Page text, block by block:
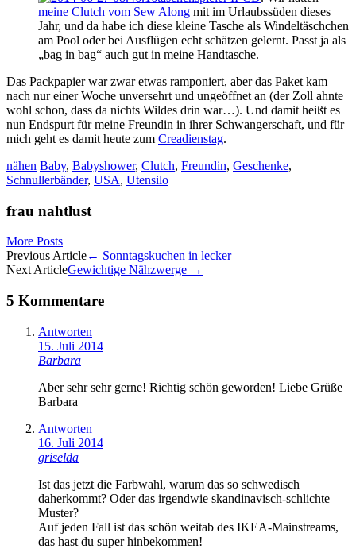
meine Clutch vom Sew Along mit im Urlaubssüden dieses
Jahr, und da habe ich diese kleine Tasche als Windeltäschchen
am Pool oder bei Ausflügen echt schätzen gelernt. Passt ja als
„bag in bag“ auch gut in meine Handtasche.
Das Packpapier war zwar etwas ramponiert, aber das Paket kam
nach nur einer Woche unversehrt und ungeöffnet an (der Zoll ahnte
wohl schon, dass da nichts Wildes drin war…). Und damit heißt es
nun Endspurt für meine Freundin in ihrer Schwangerschaft, und für
mich geht es damit heute zum Creadienstag.
nähen Baby, Babyshower, Clutch, Freundin, Geschenke,
Schnullerbänder, USA, Utensilo
frau nahtlust
More Posts
Artikel-
Navigation
Previous Article← Sonntagskuchen in lecker
Next ArticleGewichtige Nähzwerge →
5 Kommentare
Antworten
15. Juli 2014
Barbara
Aber sehr sehr gerne! Richtig schön geworden! Liebe Grüße
Barbara
Antworten
16. Juli 2014
griselda
Ist das jetzt die Farbwahl, warum das so schwedisch
daherkommt? Oder das irgendwie skandinavisch-schlichte
Muster?
Auf jeden Fall ist das schön weitab des IKEA-Mainstreams,
das hast du super hinbekommen!